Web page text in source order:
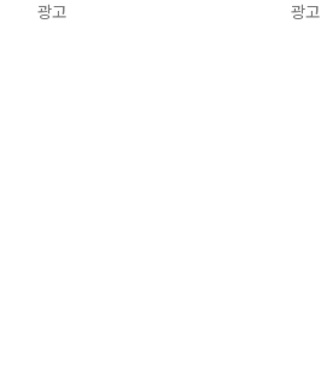
광고 광고